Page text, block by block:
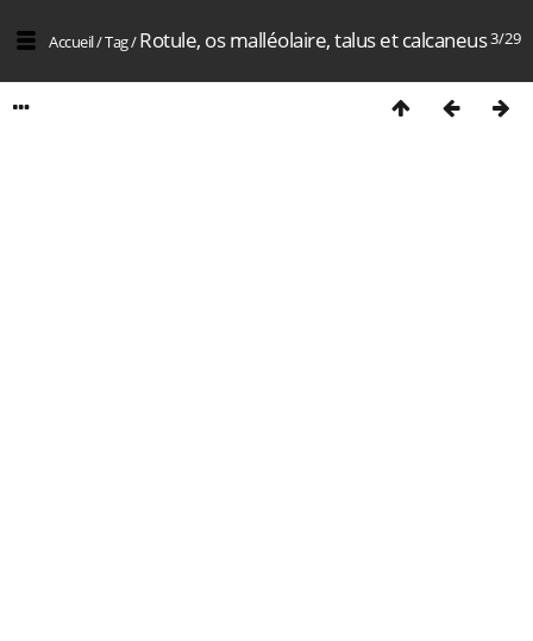
3/29
Accueil/Tag/Rotule, os malléolaire, talus et calcaneus